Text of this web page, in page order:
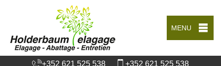
MENU
+352 621 525 538 +352 621 525 538